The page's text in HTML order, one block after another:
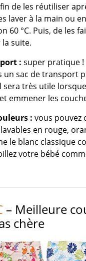
de les réutiliser
laver à la main ou
60 °C. Puis, de les
suite.
:super pratique
un sac de transport
sera très utile
emmener les
:vous pouvez
en rouge,
le blanc classique
votre bébé
– Meilleure
chère